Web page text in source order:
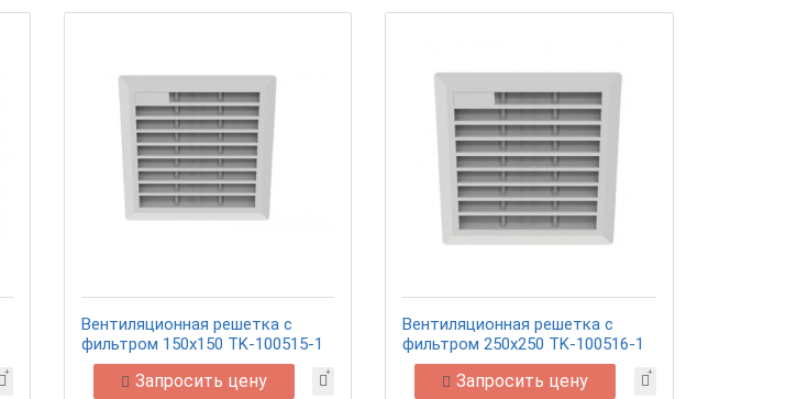
Вентиляционная решетка с
фильтром 150х150 TK-100515-1
Запросить цену
Вентиляционная решетка с
фильтром 250х250 TK-100516-1
Запросить цену